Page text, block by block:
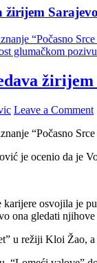
žirijem
“Počasno
glumačkom
Leave a Comment
“Počasno
je ocenio da je
karijere osvojila je
ona gledati
u režiji Kloi Žao,